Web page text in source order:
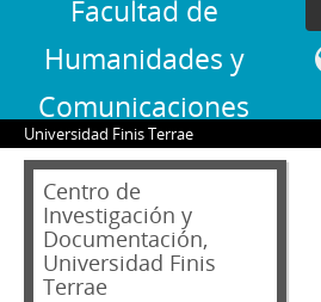
Facultad de
Humanidades y
Comunicaciones
Universidad Finis Terrae
Centro de
Investigación y
Documentación,
Universidad Finis
Terrae
02 - Archivos personales
JAR - Jorge Alessandri
FBS - Francisco Bulnes
SCS - Sergio Covarrubias
JFFL - Juan Francisco Fresno